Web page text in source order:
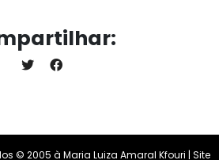
© 2005 à Maria Luiza Amaral Kfouri | Site